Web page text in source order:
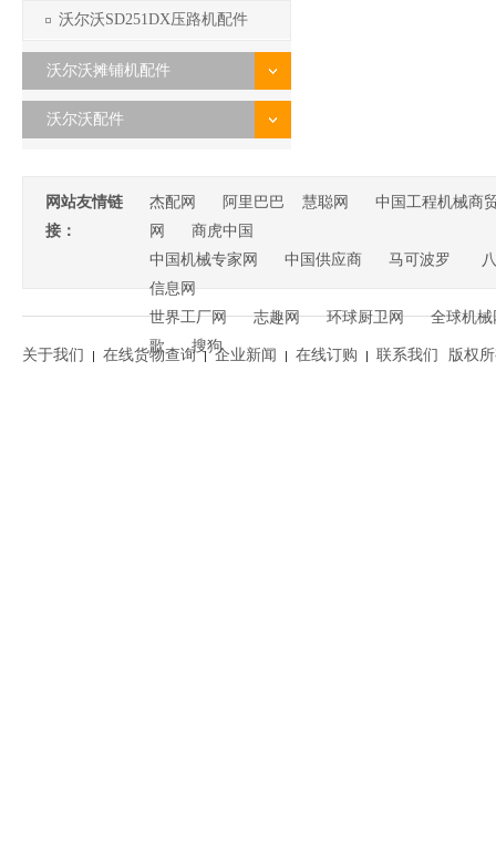
沃尔沃SD251DX压路机配件
沃尔沃摊铺机配件
沃尔沃配件
网站友情链
接：
杰配网 阿里巴巴 慧聪网
中国工程机械商
网
商虎中国
中国机械专家网
中国供应商 马可波罗
信息网
世界工厂网
志趣网 环球厨卫网
全球机械
歌
搜狗
关于我们 在线货物查询 企业新闻 在线订购 联系我们 版权